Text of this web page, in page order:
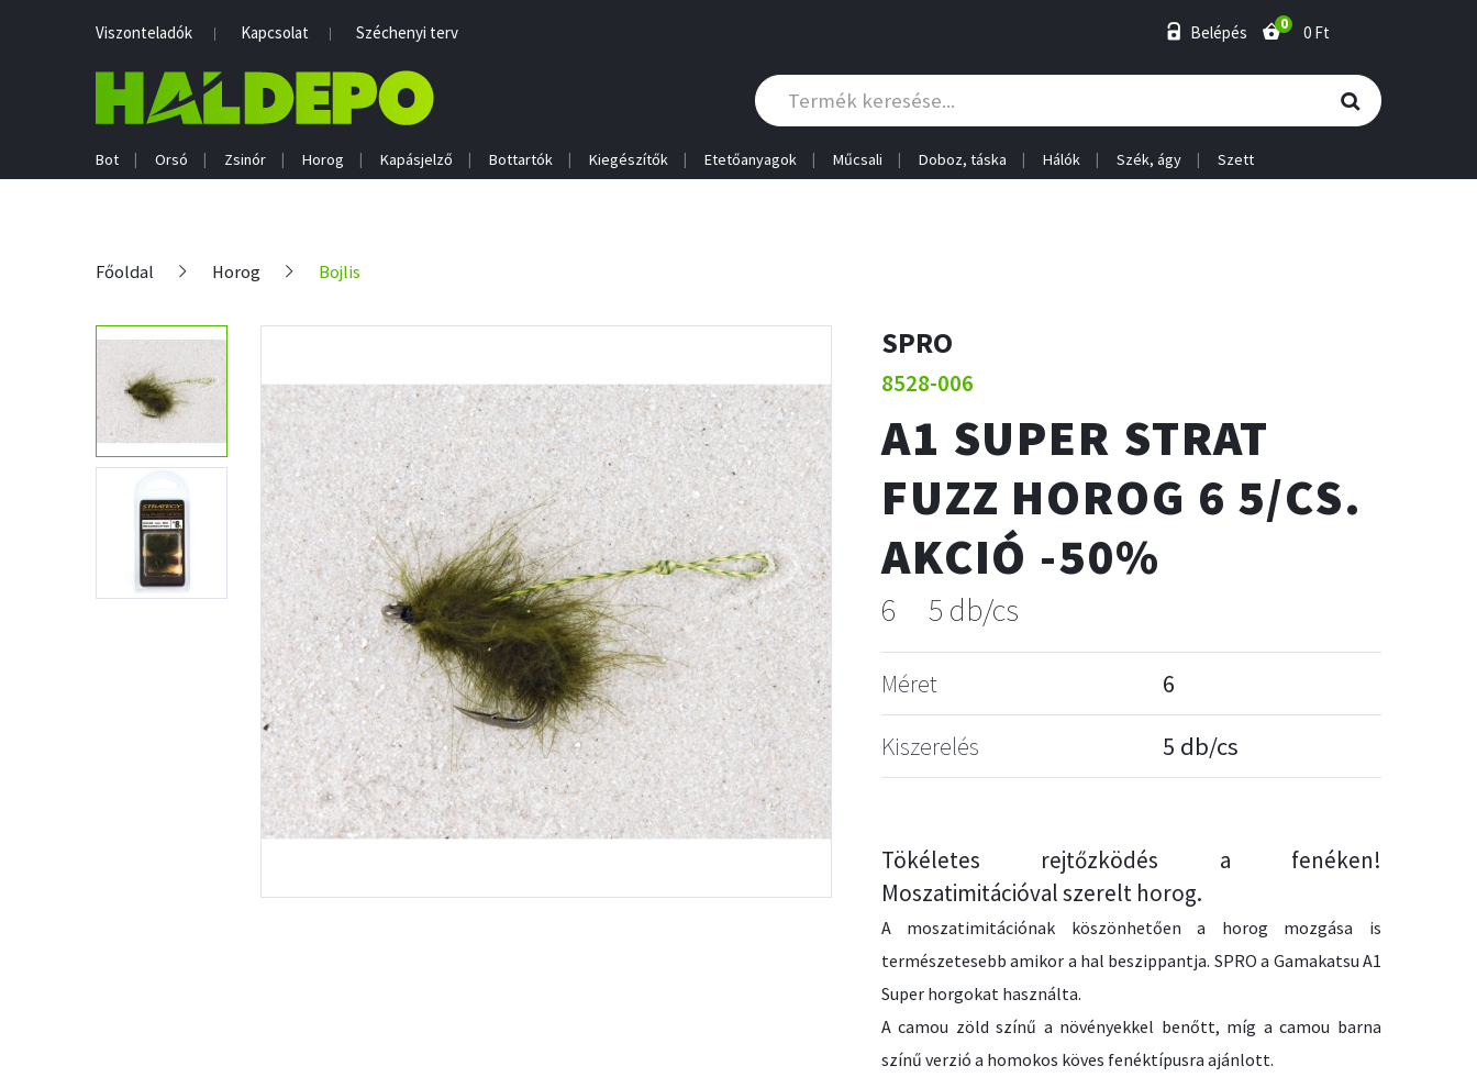
Viszonteladók Kapcsolat Széchenyi terv Belépés 0 0 Ft
Bot Orsó Zsinór Horog Kapásjelző Bottartók Kiegészítők Etetőanyagok Műcsali Doboz, táska Hálók Szék, ágy Szett
Főoldal Horog Bojlis
SPRO
8528-006
A1 SUPER STRAT
FUZZ HOROG 6 5/CS.
AKCIÓ -50%
6 5 db/cs
Méret 6
Kiszerelés 5 db/cs
Tökéletes rejtőzködés a fenéken!
Moszatimitációval szerelt horog.
A moszatimitációnak köszönhetően a horog mozgása is
természetesebb amikor a hal beszippantja. SPRO a Gamakatsu A1
Super horgokat használta.
A camou zöld színű a növényekkel benőtt, míg a camou barna
színű verzió a homokos köves fenéktípusra ajánlott.